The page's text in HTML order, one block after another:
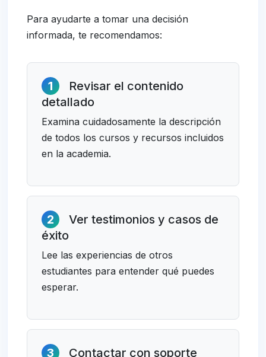
Para ayudarte a tomar una decisión
informada, te recomendamos:
1
Revisar el contenido
detallado
Examina cuidadosamente la descripción
de todos los cursos y recursos incluidos
en la academia.
2
Ver testimonios y casos de
éxito
Lee las experiencias de otros
estudiantes para entender qué puedes
esperar.
3 Contactar con soporte